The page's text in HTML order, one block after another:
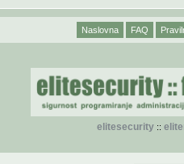
Naslovna FAQ
elitesecurity::